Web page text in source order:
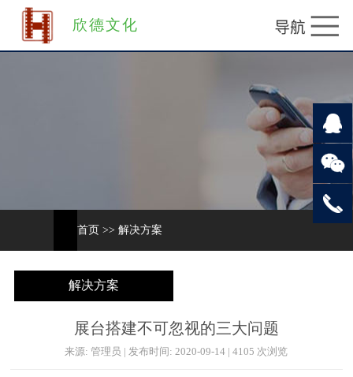
欣德文化
首页 >> 解决方案
解决方案
展台搭建不可忽视的三大问题
来源: 管理员 | 发布时间: 2020-09-14 | 4105 次浏览